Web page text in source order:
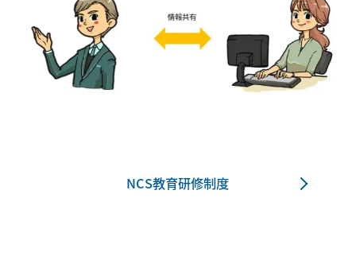
NCS教育研修制度